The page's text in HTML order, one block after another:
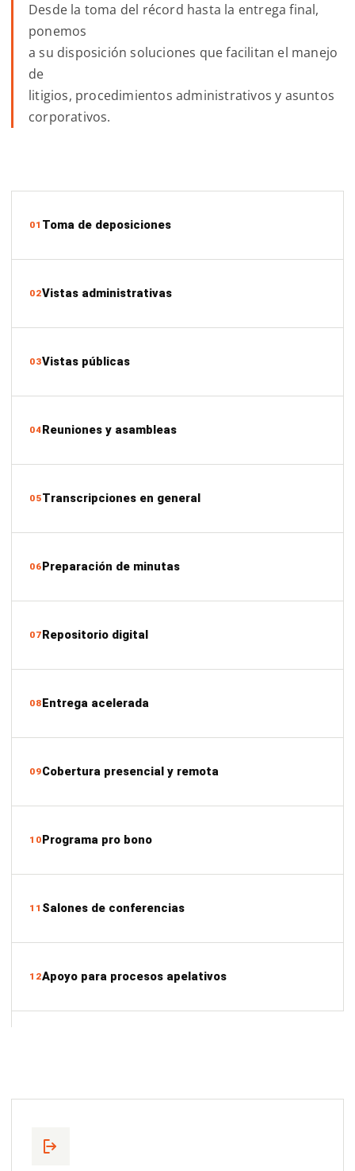
Desde la toma del récord hasta la entrega final,
ponemos
a su disposición soluciones que facilitan el manejo
de
litigios, procedimientos administrativos y asuntos
corporativos.
01 Toma de deposiciones
02Vistas administrativas
03Vistas públicas
04Reuniones y asambleas
05Transcripciones en general
06Preparación de minutas
07Repositorio digital
08Entrega acelerada
09Cobertura presencial y remota
10Programa pro bono
11 Salones de conferencias
12Apoyo para procesos apelativos